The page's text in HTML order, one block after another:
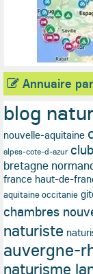
Annuaire
blog
nouvelle-aquitaine
alpes-cote-d-azur
bretagne
france haut-de-
aquitaine occitanie
chambres
naturiste
auvergne-
naturisme